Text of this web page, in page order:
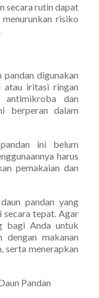
secara rutin dapat
risiko
pandan digunakan
atau iritasi ringan
antimikroba dan
berperan dalam
ini belum
harus
pemakaian dan
pandan yang
secara tepat. Agar
bagi Anda untuk
makanan
serta menerapkan
Pandan